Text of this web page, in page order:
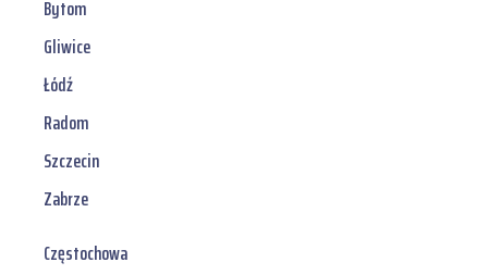
Bytom
Gliwice
Łódź
Radom
Szczecin
Zabrze
Częstochowa